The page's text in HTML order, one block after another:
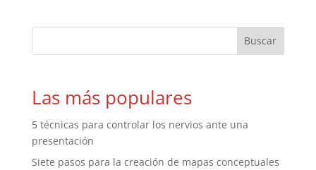
Las más populares
5 técnicas para controlar los nervios ante una
presentación
Siete pasos para la creación de mapas conceptuales